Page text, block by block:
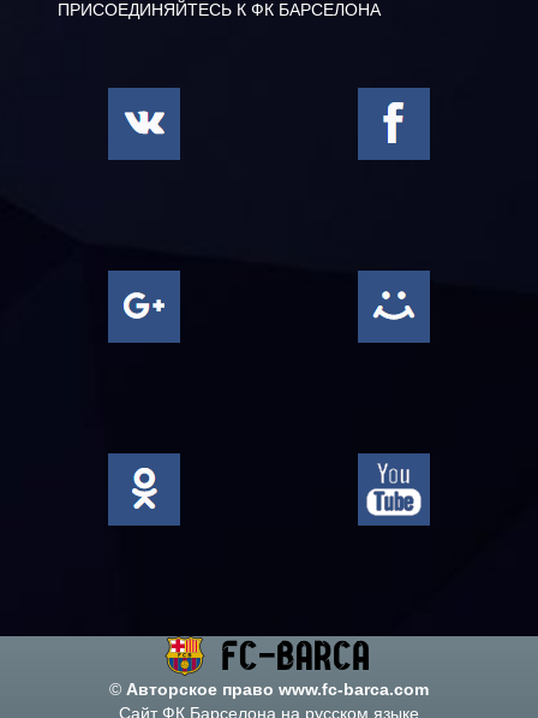
ПРИСОЕДИНЯЙТЕСЬ К ФК БАРСЕЛОНА
© Авторское право www.fc-barca.com
Сайт ФК Барселона на русском языке